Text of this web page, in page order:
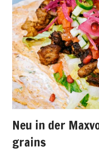
Neu in der
grains